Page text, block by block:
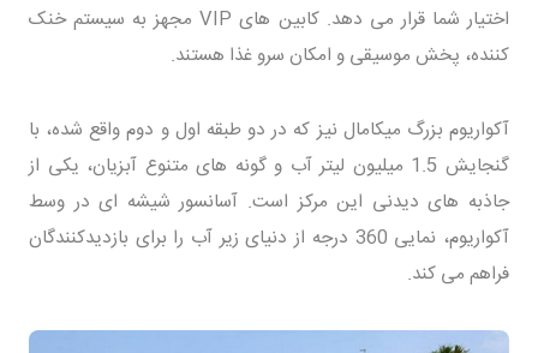
اختیار شما قرار می دهد. کابین های VIP مجهز به سیستم خنک
کننده، پخش موسیقی و امکان سرو غذا هستند.
آکواریوم بزرگ میکامال نیز که در دو طبقه اول و دوم واقع شده، با
گنجایش 1.5 میلیون لیتر آب و گونه های متنوع آبزیان، یکی از
جاذبه های دیدنی این مرکز است. آسانسور شیشه ای در وسط
آکواریوم، نمایی 360 درجه از دنیای زیر آب را برای بازدیدکنندگان
فراهم می کند.